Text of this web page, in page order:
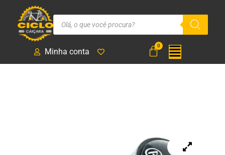
Minha conta